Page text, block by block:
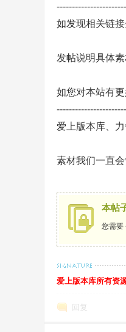
如发现相关链
发帖说明具体
如您对本站有
爱上版本库、
素材我们一直
本帖
您需要
爱上版本库所有资
回复